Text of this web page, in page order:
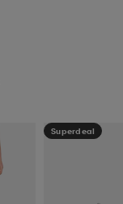
Superdeal